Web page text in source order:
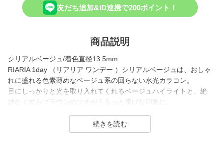
友だち追加&ID連携で200ポイント！
商品説明
シリアルベージュ/着色直径13.5mm
RIARIA 1day （リアリア ワンデー ）シリアルベージュは、おしゃ
れに盛れる色素薄めなベージュ系の回らない水光カラコン。
目にしっかりと光を取り入れてくれるベージュハイライトと、絶
妙なくすみブラウンのフチがうるっと儚げな印象に。